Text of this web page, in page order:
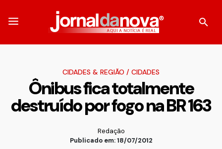
CIDADES & REGIÃO / CIDADES
Ônibus fica totalmente
destruído por fogo na BR 163
Redação
Publicado em: 18/07/2012